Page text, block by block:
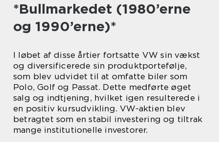
*Bullmarkedet (1980’erne
og 1990’erne)*
I løbet af disse årtier fortsatte VW sin vækst
og diversificerede sin produktportefølje,
som blev udvidet til at omfatte biler som
Polo, Golf og Passat. Dette medførte øget
salg og indtjening, hvilket igen resulterede i
en positiv kursudvikling. VW-aktien blev
betragtet som en stabil investering og tiltrak
mange institutionelle investorer.